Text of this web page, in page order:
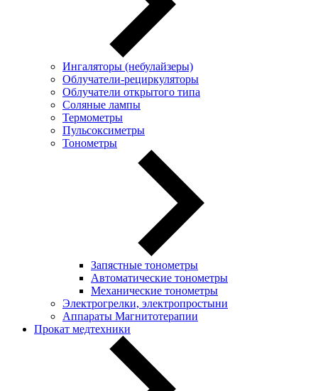
Ингаляторы (небулайзеры)
Oблучатели-рециркуляторы
Облучатели открытого типа
Соляные лампы
Термометры
Пульсоксиметры
Тонометры
Запястные тонометры
Автоматические тонометры
Механические тонометры
Электрогрелки, электропростыни
Аппараты Магнитотерапии
Прокат медтехники